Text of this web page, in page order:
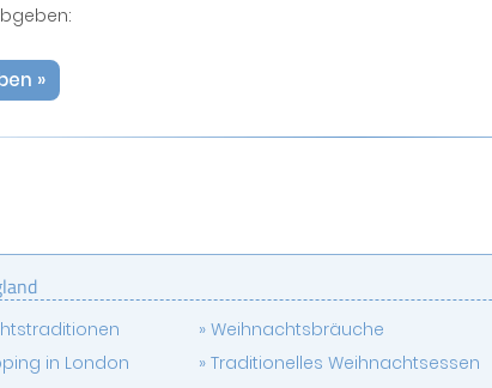
»
in London
Weihnachtsbräuche
Traditionelles Weihnachtsessen